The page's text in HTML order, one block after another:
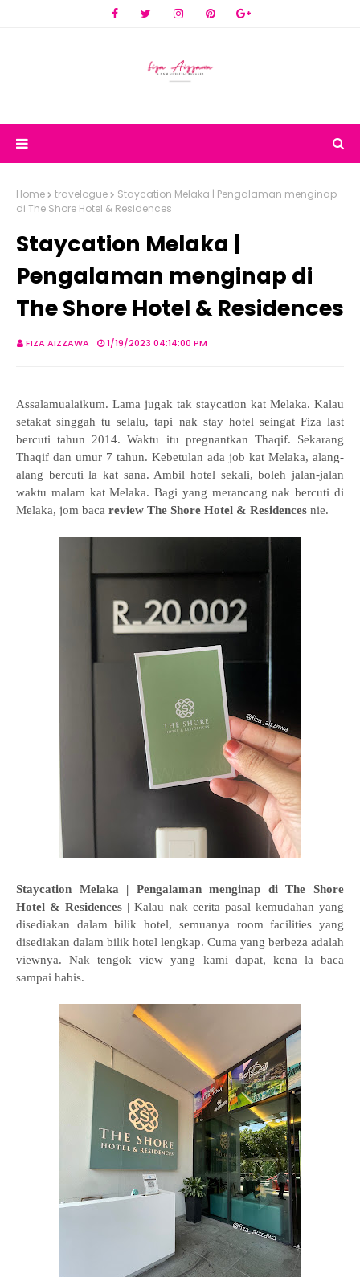
Home travelogue
Staycation Melaka | Pengalaman menginap
di The Shore Hotel & Residences
Staycation Melaka |
Pengalaman menginap di
The Shore Hotel & Residences
FIZA AIZZAWA 1/19/2023 04:14:00 PM
Assalamualaikum. Lama jugak tak staycation kat Melaka. Kalau
setakat singgah tu selalu, tapi nak stay hotel seingat Fiza last
bercuti tahun 2014. Waktu itu pregnantkan Thaqif. Sekarang
Thaqif dan umur 7 tahun. Kebetulan ada job kat Melaka, alang-
alang bercuti la kat sana. Ambil hotel sekali, boleh jalan-jalan
waktu malam kat Melaka. Bagi yang merancang nak bercuti di
Melaka, jom baca review The Shore Hotel & Residences nie.
Staycation Melaka | Pengalaman menginap di The Shore
Hotel & Residences | Kalau nak cerita pasal kemudahan yang
disediakan dalam bilik hotel, semuanya room facilities yang
disediakan dalam bilik hotel lengkap. Cuma yang berbeza adalah
viewnya. Nak tengok view yang kami dapat, kena la baca
sampai habis.